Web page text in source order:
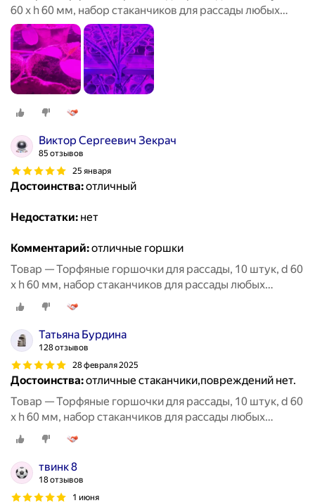
60 х h 60 мм, набор стаканчиков для рассады любых
овощей, цветов и растений
Виктор Сергеевич Зекрач
85 отзывов
25 января
Достоинства:отличный
Недостатки: нет
Комментарий:отличные горшки
Товар — Торфяные горшочки для рассады, 10 штук, d 60
х h 60 мм, набор стаканчиков для рассады любых
овощей, цветов и растений
Татьяна Бурдина
128 отзывов
28 февраля 2025
Достоинства:отличные стаканчики,повреждений нет.
Товар — Торфяные горшочки для рассады, 10 штук, d 60
х h 60 мм, набор стаканчиков для рассады любых
овощей, цветов и растений
твинк 8
18 отзывов
1 июня